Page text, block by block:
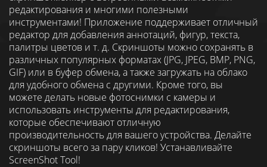
редактирования и многими полезными
инструментами! Приложение поддерживает отличный
редактор для добавления аннотаций, фигур, текста,
палитры цветов и т. д. Скриншоты можно сохранять в
различных популярных форматах (JPG, JPEG, BMP, PNG,
GIF) или в буфер обмена, а также загружать на облако
для удобного обмена с другими. Кроме того, вы
можете делать новые фотоснимки с камеры и
использовать инструменты для редактирования,
которые обеспечивают отличную
производительность для вашего устройства. Делайте
скриншоты всего за пару кликов! Устанавливайте
ScreenShot Tool!